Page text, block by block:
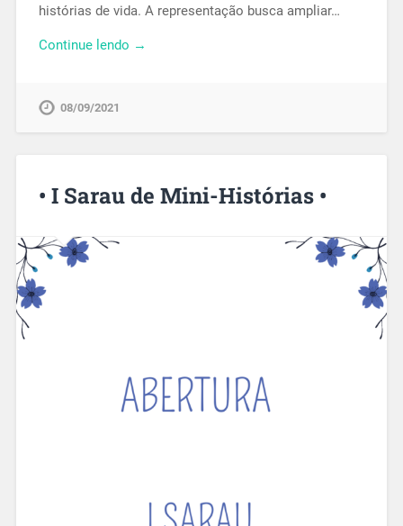
histórias de vida. A representação busca ampliar…
Continue lendo →
08/09/2021
• I Sarau de Mini-Histórias •